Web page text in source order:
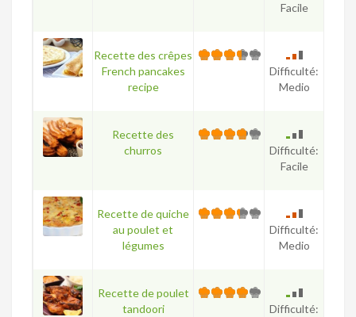
Facile
Recette des crêpes
French pancakes
recipe
Difficulté:
Medio
Recette des
churros
Difficulté:
Facile
Recette de quiche
au poulet et
légumes
Difficulté:
Medio
Recette de poulet
tandoori
Difficulté: